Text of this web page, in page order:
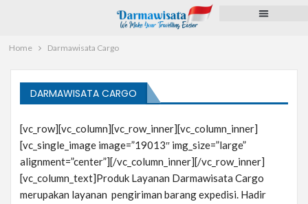
Home Darmawisata Cargo
DARMAWISATA CARGO
[vc_row][vc_column][vc_row_inner][vc_column_inner]
[vc_single_image image=”19013″ img_size=”large”
alignment=”center”][/vc_column_inner][/vc_row_inner]
[vc_column_text]Produk Layanan Darmawisata Cargo
merupakan layanan pengiriman barang expedisi. Hadir